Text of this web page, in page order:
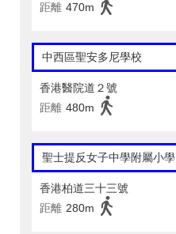
距離 470m
中西區聖安多尼學校
香港醫院道２號
距離 480m
聖士提反女子中學附屬小學
香港柏道三十三號
距離 280m